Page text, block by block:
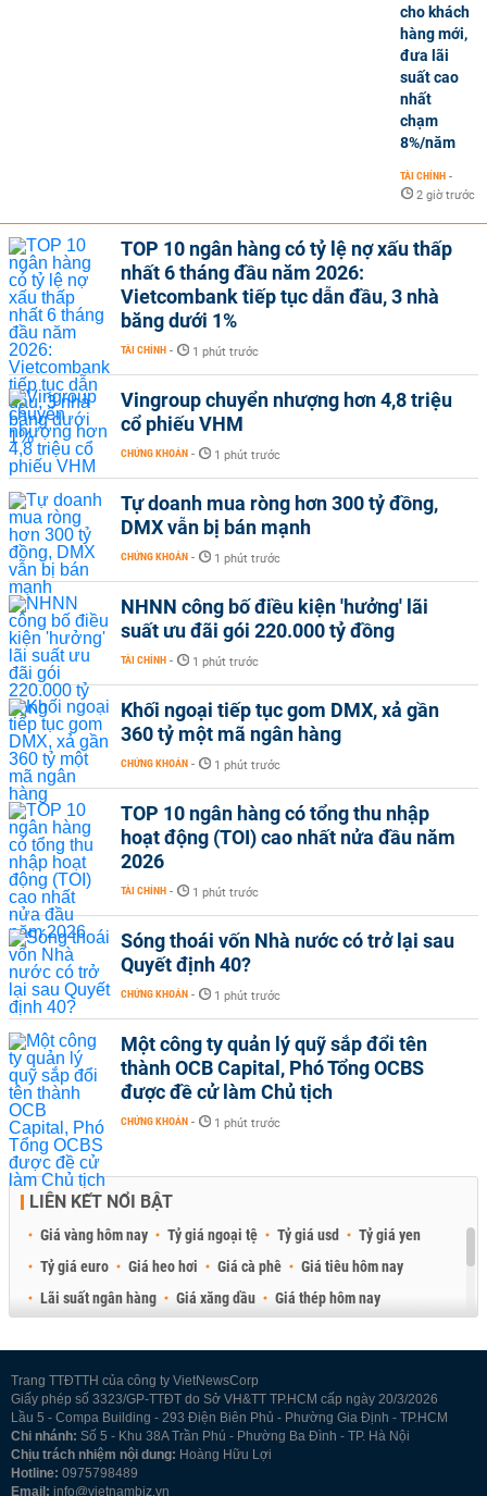
cho khách
hàng mới,
đưa lãi
suất cao
nhất
chạm
8%/năm
TÀI CHÍNH -
2 giờ trước
TOP 10 ngân hàng có tỷ lệ nợ xấu thấp
nhất 6 tháng đầu năm 2026:
Vietcombank tiếp tục dẫn đầu, 3 nhà
băng dưới 1%
TÀI CHÍNH - 1 phút trước
Vingroup chuyển nhượng hơn 4,8 triệu
cổ phiếu VHM
CHỨNG KHOÁN - 1 phút trước
Tự doanh mua ròng hơn 300 tỷ đồng,
DMX vẫn bị bán mạnh
CHỨNG KHOÁN - 1 phút trước
NHNN công bố điều kiện 'hưởng' lãi
suất ưu đãi gói 220.000 tỷ đồng
TÀI CHÍNH - 1 phút trước
Khối ngoại tiếp tục gom DMX, xả gần
360 tỷ một mã ngân hàng
CHỨNG KHOÁN - 1 phút trước
TOP 10 ngân hàng có tổng thu nhập
hoạt động (TOI) cao nhất nửa đầu năm
2026
TÀI CHÍNH - 1 phút trước
Sóng thoái vốn Nhà nước có trở lại sau
Quyết định 40?
CHỨNG KHOÁN - 1 phút trước
Một công ty quản lý quỹ sắp đổi tên
thành OCB Capital, Phó Tổng OCBS
được đề cử làm Chủ tịch
CHỨNG KHOÁN - 1 phút trước
LIÊN KẾT NỔI BẬT
Giá vàng hôm nay Tỷ giá ngoại tệ Tỷ giá usd
Tỷ giá yen
Tỷ giá euro
Giá heo hơi Giá cà phê
Giá tiêu hôm nay
Lãi suất ngân hàng
Giá xăng dầu
Giá thép hôm nay
Trang TTĐTTH của công ty VietNewsCorp
Giấy phép số 3323/GP-TTĐT do Sở VH&TT TP.HCM cấp ngày 20/3/2026
Lầu 5 - Compa Building - 293 Điện Biên Phủ - Phường Gia Định - TP.HCM
Chi nhánh: Số 5 - Khu 38A Trần Phú - Phường Ba Đình - TP. Hà Nội
Chịu trách nhiệm nội dung: Hoàng Hữu Lợi
Hotline: 0975798489
Email: info@vietnambiz.vn